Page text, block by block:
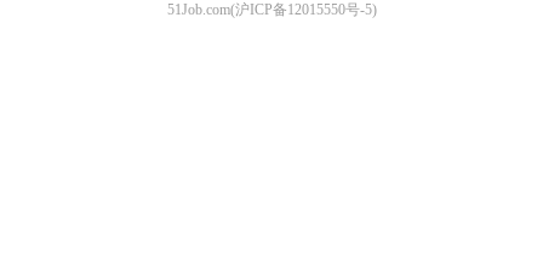
51Job.com(沪ICP备12015550号-5)